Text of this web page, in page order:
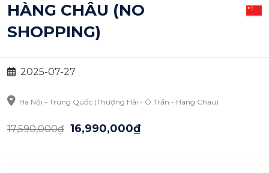
HÀNG CHÂU (NO
SHOPPING)
2025-07-27
Hà Nội - Trung Quốc (Thượng Hải - Ô Trấn - Hàng Châu)
17,590,000₫ 16,990,000₫